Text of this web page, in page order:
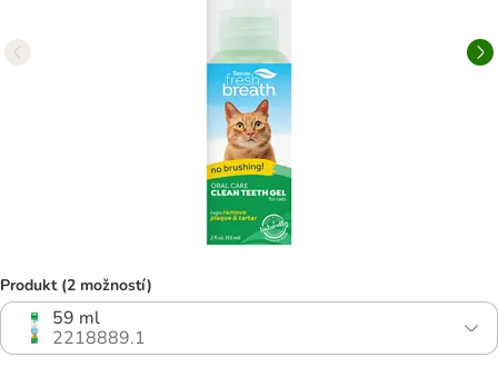
Produkt (2 možností)
59 ml
2218889.1